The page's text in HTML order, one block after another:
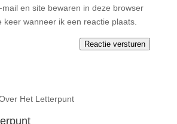
mail en site bewaren in deze browser
keer wanneer ik een reactie plaats.
Reactie versturen